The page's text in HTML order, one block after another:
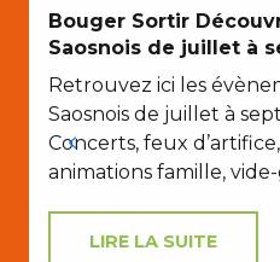
Bouger Sortir
Saosnois de juillet à
Retrouvez ici les
Saosnois de juillet à
Concerts, feux
animations famille,
LIRE LA SUITE